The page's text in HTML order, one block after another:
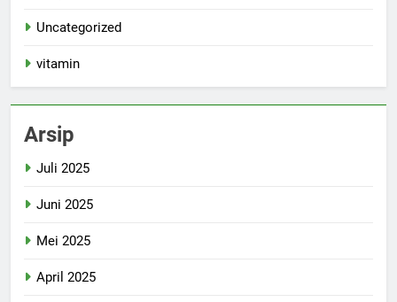
Uncategorized
vitamin
Arsip
Juli 2025
Juni 2025
Mei 2025
April 2025